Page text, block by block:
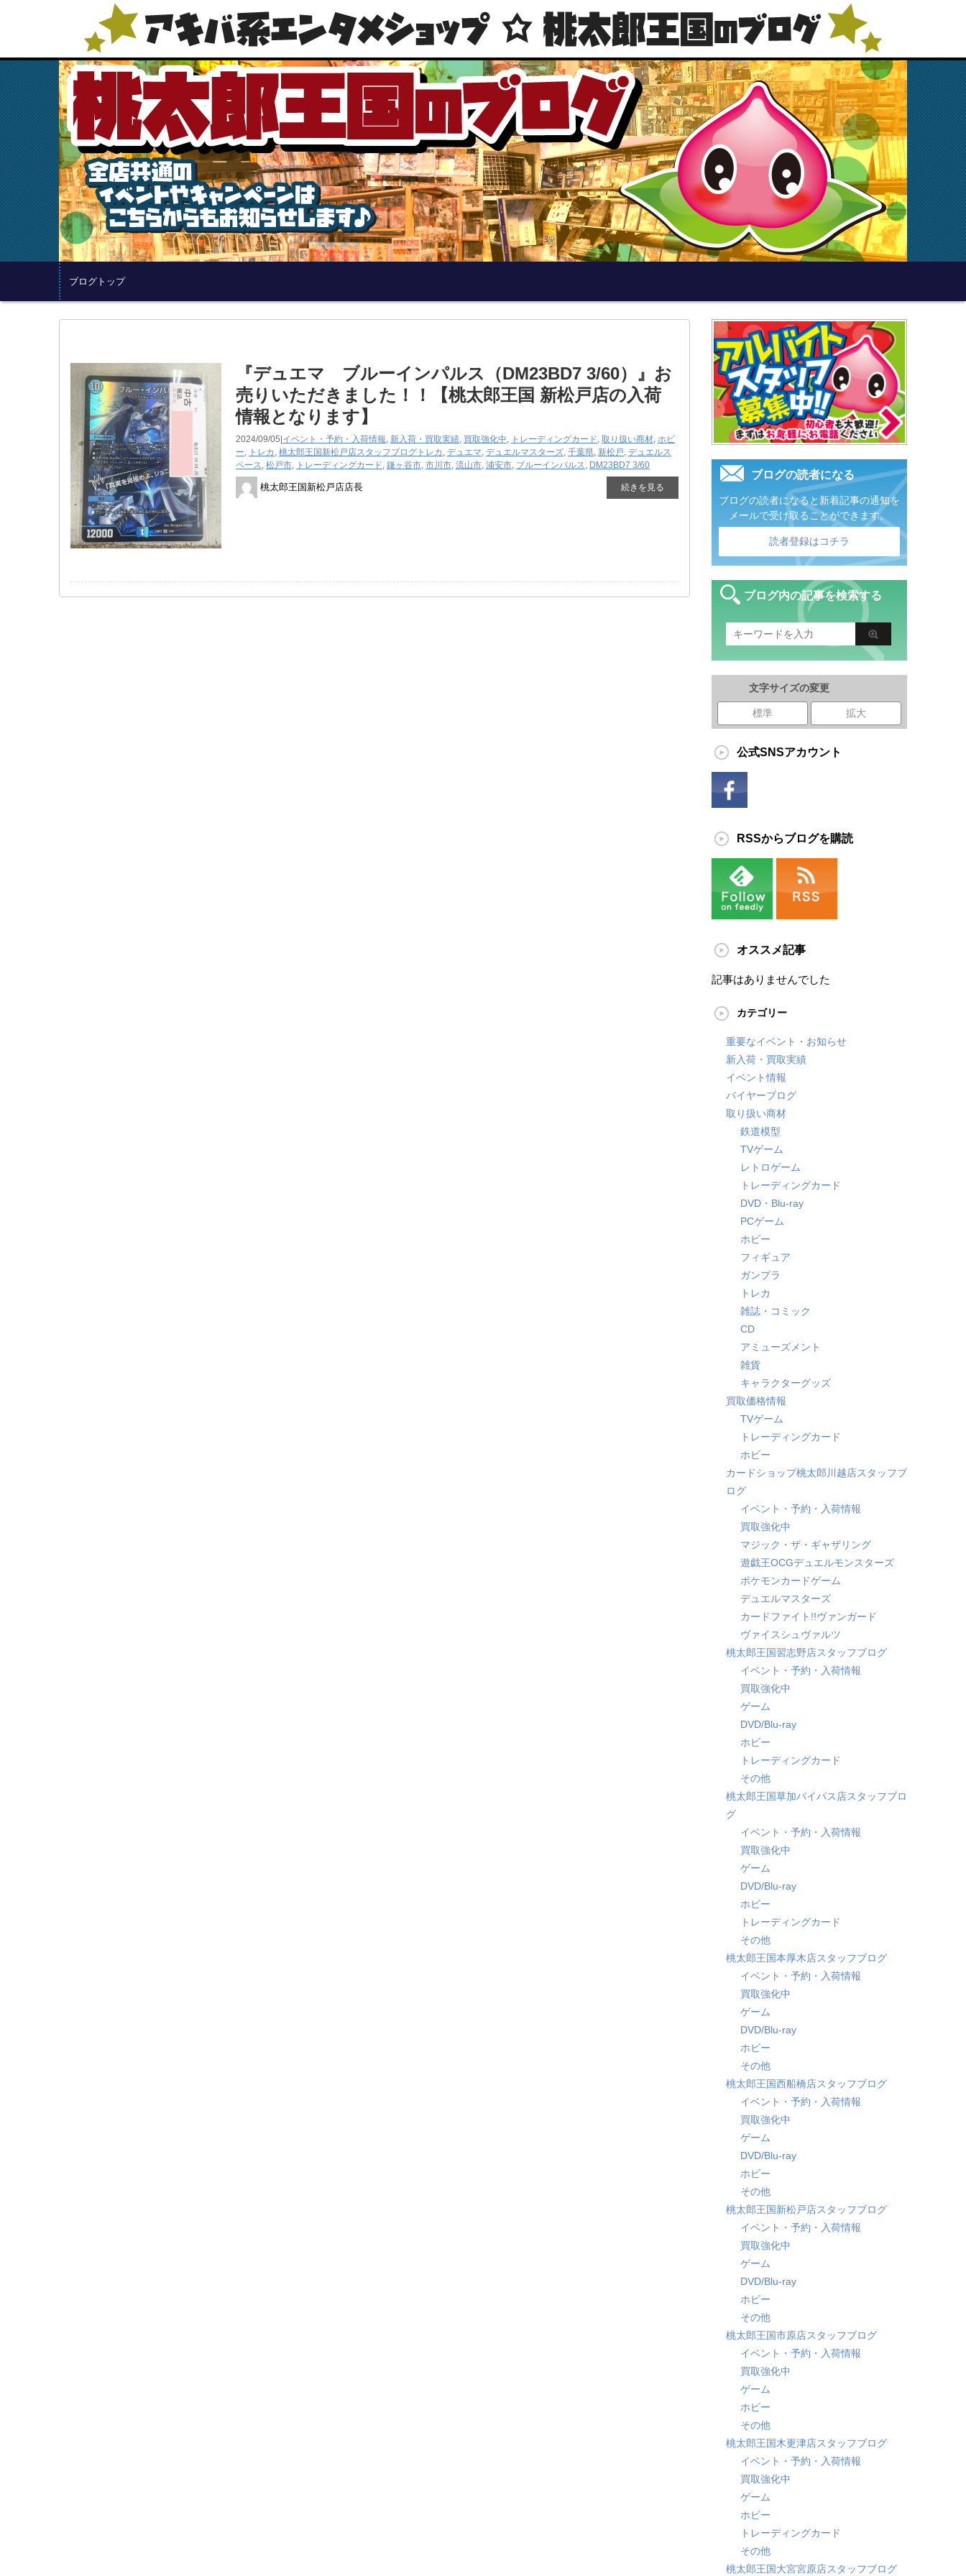
ブログトップ
『デュエマ ブルーインパルス（DM23BD7 3/60）』お
売りいただきました！！【桃太郎王国 新松戸店の入荷
情報となります】
2024/09/05| イベント・予約・入荷情報, 新入荷・買取実績, 買取強化中, トレーディングカード, 取り扱い商材, ホビ
ー, トレカ , 桃太郎王国新松戸店スタッフブログ トレカ , デュエマ, デュエルマスターズ, 千葉県, 新松戸, デュエルス
ペース, 松戸市, トレーディングカード, 鎌ヶ谷市, 市川市, 流山市, 浦安市, ブルーインパルス, DM23BD7 3/60
桃太郎王国新松戸店店長 続きを見る
ブログの読者になる
ブログの読者になると新着記事の通知を
メールで受け取ることができます。
読者登録はコチラ
ブログ内の記事を検索する
文字サイズの変更
標準 拡大
公式SNSアカウント
RSSからブログを購読
オススメ記事
記事はありませんでした
カテゴリー
重要なイベント・お知らせ
新入荷・買取実績
イベント情報
バイヤーブログ
取り扱い商材
鉄道模型
TVゲーム
レトロゲーム
トレーディングカード
DVD・Blu-ray
PCゲーム
ホビー
フィギュア
ガンプラ
トレカ
雑誌・コミック
CD
アミューズメント
雑貨
キャラクターグッズ
買取価格情報
TVゲーム
トレーディングカード
ホビー
カードショップ桃太郎川越店スタッフブ
ログ
イベント・予約・入荷情報
買取強化中
マジック・ザ・ギャザリング
遊戯王OCGデュエルモンスターズ
ポケモンカードゲーム
デュエルマスターズ
カードファイト!!ヴァンガード
ヴァイスシュヴァルツ
桃太郎王国習志野店スタッフブログ
イベント・予約・入荷情報
買取強化中
ゲーム
DVD/Blu-ray
ホビー
トレーディングカード
その他
桃太郎王国草加バイパス店スタッフブロ
グ
イベント・予約・入荷情報
買取強化中
ゲーム
DVD/Blu-ray
ホビー
トレーディングカード
その他
桃太郎王国本厚木店スタッフブログ
イベント・予約・入荷情報
買取強化中
ゲーム
DVD/Blu-ray
ホビー
その他
桃太郎王国西船橋店スタッフブログ
イベント・予約・入荷情報
買取強化中
ゲーム
DVD/Blu-ray
ホビー
その他
桃太郎王国新松戸店スタッフブログ
イベント・予約・入荷情報
買取強化中
ゲーム
DVD/Blu-ray
ホビー
その他
桃太郎王国市原店スタッフブログ
イベント・予約・入荷情報
買取強化中
ゲーム
ホビー
その他
桃太郎王国木更津店スタッフブログ
イベント・予約・入荷情報
買取強化中
ゲーム
ホビー
トレーディングカード
その他
桃太郎王国大宮宮原店スタッフブログ